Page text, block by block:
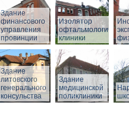
Здание
финансового
управления
провинции
Изолятор
клиники
Здание
литовского
генерального
консульства
Здание
медицинской
поликлиники